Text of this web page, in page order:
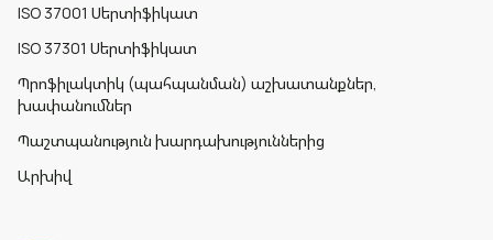
ISO 37001 Սերտիֆիկատ
ISO 37301 Սերտիֆիկատ
Պրոֆիլակտիկ (պահպանման) աշխատանքներ,
խափանումներ
Պաշտպանություն խարդախություններից
Արխիվ